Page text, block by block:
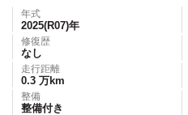
年式
2025(R07)年
修復歴
なし
走行距離
0.3 万km
整備
整備付き